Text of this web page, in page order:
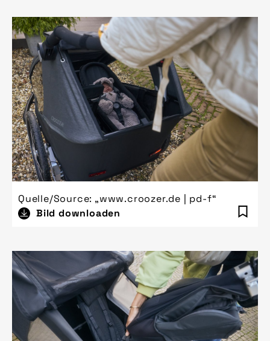
Quelle/Source: „www.croozer.de | pd-f“
Bild downloaden